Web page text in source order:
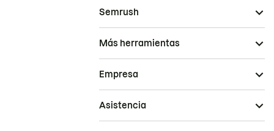
Semrush
Más herramientas
Empresa
Asistencia